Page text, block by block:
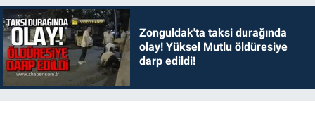
Zonguldak'ta taksi durağında
olay! Yüksel Mutlu öldüresiye
darp edildi!